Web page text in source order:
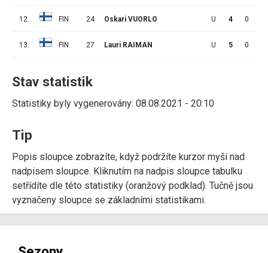
12. FIN 24 Oskari VUORLO U 4 0
13. FIN 27 Lauri RAIMAN U 5 0
Stav statistik
Statistiky byly vygenerovány: 08.08.2021 - 20:10
Tip
Popis sloupce zobrazíte, když podržíte kurzor myši nad
nadpisem sloupce. Kliknutím na nadpis sloupce tabulku
setřídíte dle této statistiky (oranžový podklad). Tučně jsou
vyznačeny sloupce se základními statistikami.